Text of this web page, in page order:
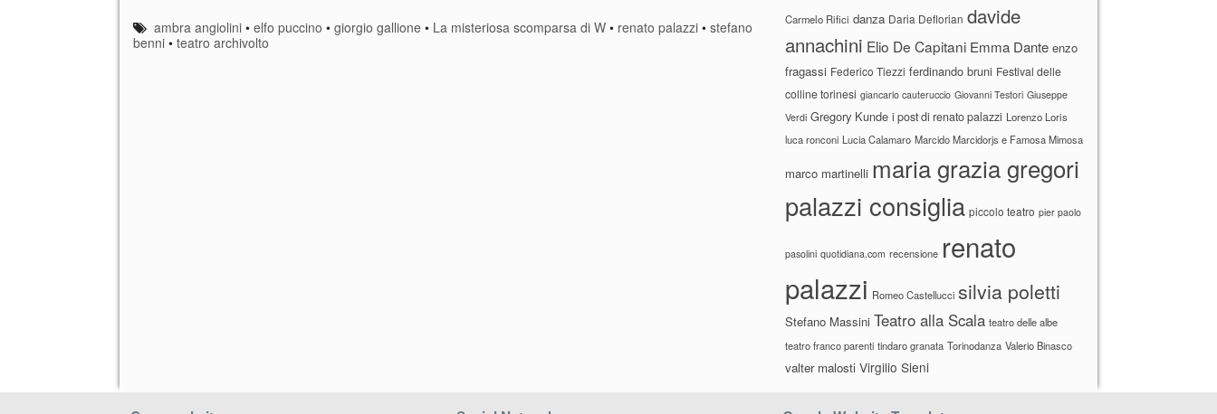
ambra angiolini •elfo puccino •giorgio gallione • La misteriosa scomparsa di W • renato palazzi •stefano
benni • teatro archivolto
Carmelo Rifici danza Daria Deflorian davide
annachini Elio De Capitani Emma Dante enzo
fragassi Federico Tiezzi ferdinando bruni Festival delle
colline torinesi giancarlo cauteruccio Giovanni Testori Giuseppe
Verdi Gregory Kunde i post di renato palazzi Lorenzo Loris
luca ronconi Lucia Calamaro Marcido Marcidorjs e Famosa Mimosa
marco martinelli maria grazia gregori
palazzi consiglia piccolo teatro pier paolo
pasolini quotidiana.com recensione renato
palazzi Romeo Castellucci silvia poletti
Stefano Massini Teatro alla Scala teatro delle albe
teatro franco parenti tindaro granata Torinodanza Valerio Binasco
valter malosti Virgilio Sieni